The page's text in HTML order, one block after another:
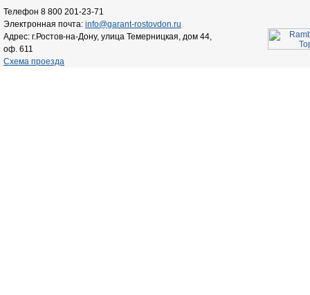
Телефон 8 800 201-23-71
Электронная почта: info@garant-rostovdon.ru
Адрес: г.Ростов-на-Дону, улица Темерницкая, дом 44,
оф. 611
Схема проезда